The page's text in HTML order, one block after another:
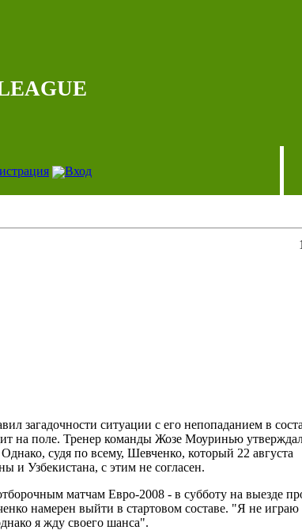
Вход
загадочности ситуации с его непопаданием в
на поле. Тренер команды Жозе Моуринью
судя по всему, Шевченко, который 22 августа
и Узбекистана, с этим не согласен.
матчам Евро-2008 - в субботу на выезде
намерен выйти в стартовом составе. "Я не играю
я жду своего шанса".